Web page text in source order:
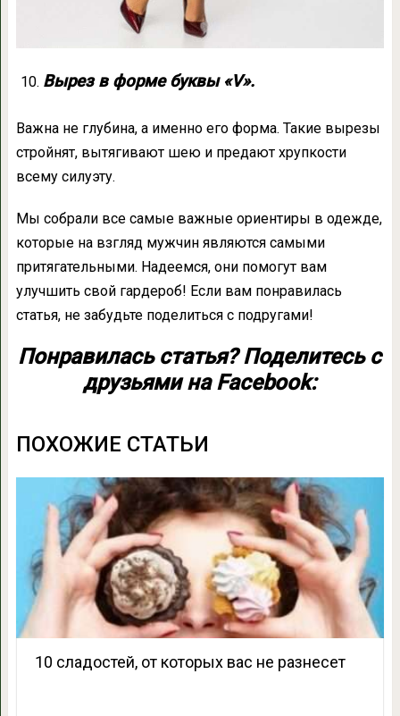
Вырез в форме буквы «V».
Важна не глубина, а именно его форма. Такие вырезы
стройнят, вытягивают шею и предают хрупкости
всему силуэту.
Мы собрали все самые важные ориентиры в одежде,
которые на взгляд мужчин являются самыми
притягательными. Надеемся, они помогут вам
улучшить свой гардероб! Если вам понравилась
статья, не забудьте поделиться с подругами!
Понравилась статья? Поделитесь с
друзьями на Facebook:
ПОХОЖИЕ СТАТЬИ
10 сладостей, от которых вас не разнесет